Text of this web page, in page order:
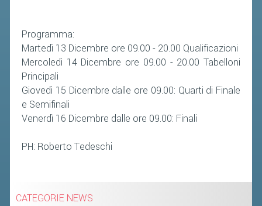
Programma:
Martedì 13 Dicembre ore 09.00 - 20.00 Qualificazioni
Mercoledì 14 Dicembre ore 09.00 - 20.00 Tabelloni
Principali
Giovedì 15 Dicembre dalle ore 09.00: Quarti di Finale
e Semifinali
Venerdì 16 Dicembre dalle ore 09.00: Finali
PH: Roberto Tedeschi
CATEGORIE NEWS
CONVENZIONI UNIVERSITÀ
DOCENTI FORMATORI
(D)ISTANTI DI B@DMINTON
FEDERAZIONE TRASPARENTE
REVOCA DI SOCIETÀ, ASSOCIAZIONI